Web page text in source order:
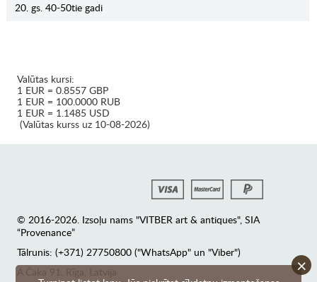
20. gs. 40-50tie gadi
×
Valūtas kursi:
1 EUR = 0.8557 GBP
1 EUR = 100.0000 RUB
1 EUR = 1.1485 USD
(Valūtas kurss uz 10-08-2026)
© 2016-2026. Izsoļu nams "VITBER art & antiques", SIA
“Provenance”
Tālrunis: (+371) 27750800 ("WhatsApp" un "Viber")